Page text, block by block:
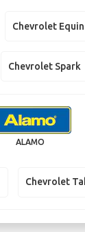
Chevrolet
Chevrolet Spark
ALAMO
Chevrolet